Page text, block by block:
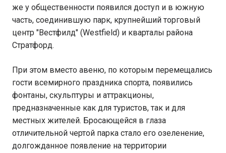
же у общественности появился доступ и в южную
часть, соединившую парк, крупнейший торговый
центр "Вестфилд" (Westfield) и кварталы района
Стратфорд.
При этом вместо авеню, по которым перемещались
гости всемирного праздника спорта, появились
фонтаны, скульптуры и аттракционы,
предназначенные как для туристов, так и для
местных жителей. Бросающейся в глаза
отличительной чертой парка стало его озеленение,
долгожданное появление на территории